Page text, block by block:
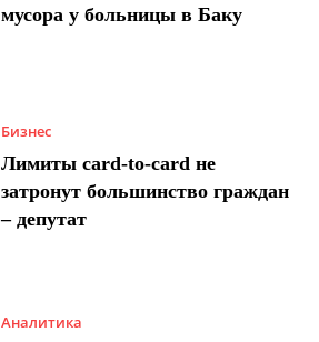
мусора у больницы в Баку
Бизнес
Лимиты card-to-card не
затронут большинство граждан
– депутат
Аналитика